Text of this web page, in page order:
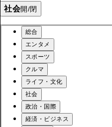
社会開/閉
総合
エンタメ
スポーツ
クルマ
ライフ・文化
社会
政治・国際
経済・ビジネス